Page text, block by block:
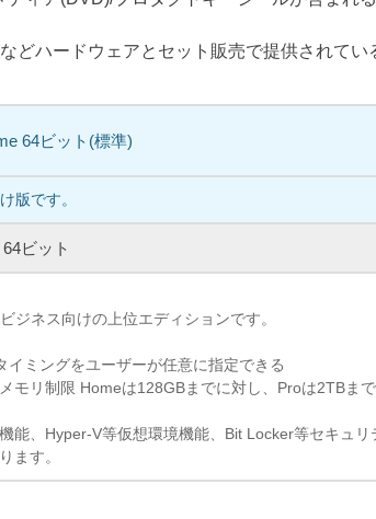
どハードウェアとセット販売で提供されてい
64ビット(標準)
版です。
ビット
ジネス向けの上位エディションです。
イミングをユーザーが任意に指定できる
モリ制限 Homeは128GBまでに対し、Proは2TBま
能、Hyper-V等仮想環境機能、Bit Locker等セキュリ
ます。